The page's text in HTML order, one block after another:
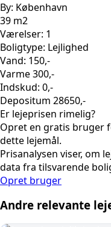
By: København
39 m2
Værelser: 1
Boligtype: Lejlighed
Vand: 150,-
Varme 300,-
Indskud: 0,-
Depositum 28650,-
Er lejeprisen rimelig?
Opret en gratis bruger
dette lejemål.
Prisanalysen viser, om
data fra tilsvarende
Opret bruger
Andre relevante